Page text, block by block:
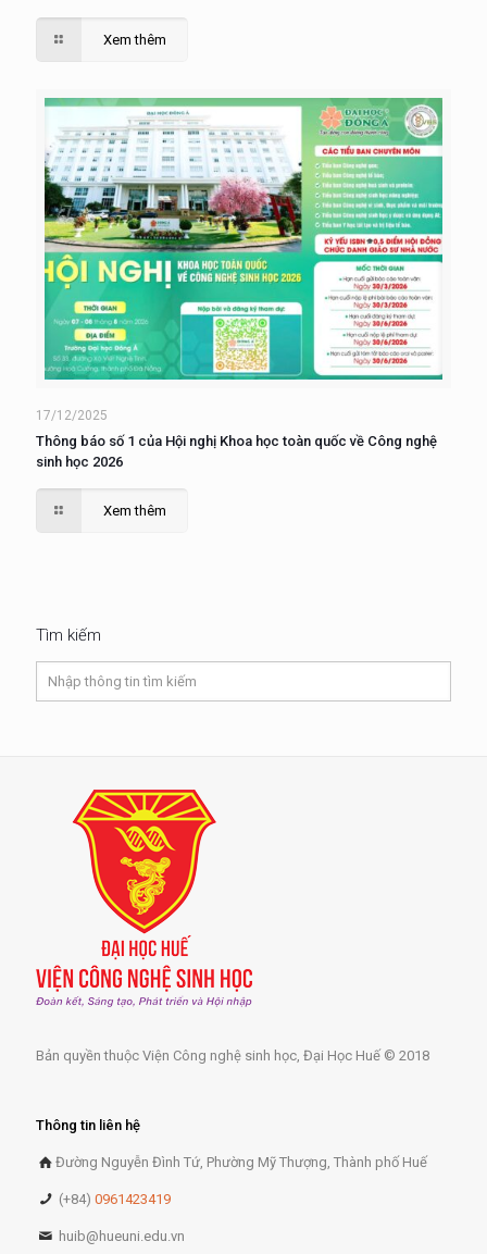
Xem thêm
17/12/2025
Thông báo số 1 của Hội nghị Khoa học toàn quốc về Công nghệ
sinh học 2026
Xem thêm
Tìm kiếm
Bản quyền thuộc Viện Công nghệ sinh học, Đại Học Huế © 2018
Thông tin liên hệ
Đường Nguyễn Đình Tứ, Phường Mỹ Thượng, Thành phố Huế
(+84)0961423419
huib@hueuni.edu.vn